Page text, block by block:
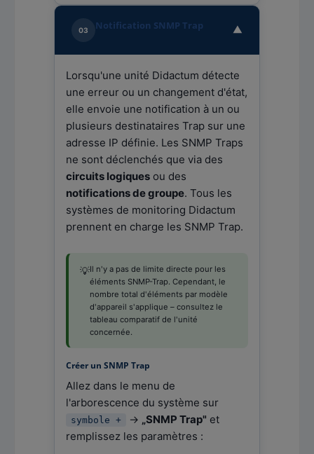
03 Notification SNMP Trap ▼
Lorsqu'une unité Didactum détecte
une erreur ou un changement d'état,
elle envoie une notification à un ou
plusieurs destinataires Trap sur une
adresse IP définie. Les SNMP Traps
ne sont déclenchés que via des
circuits logiques ou des
notifications de groupe. Tous les
systèmes de monitoring Didactum
prennent en charge les SNMP Trap.
💡Il n'y a pas de limite directe pour les
éléments SNMP-Trap. Cependant, le
nombre total d'éléments par modèle
d'appareil s'applique – consultez le
tableau comparatif de l'unité
concernée.
Créer un SNMP Trap
Allez dans le menu de
l'arborescence du système sur
symbole + → „SNMP Trap" et
remplissez les paramètres :